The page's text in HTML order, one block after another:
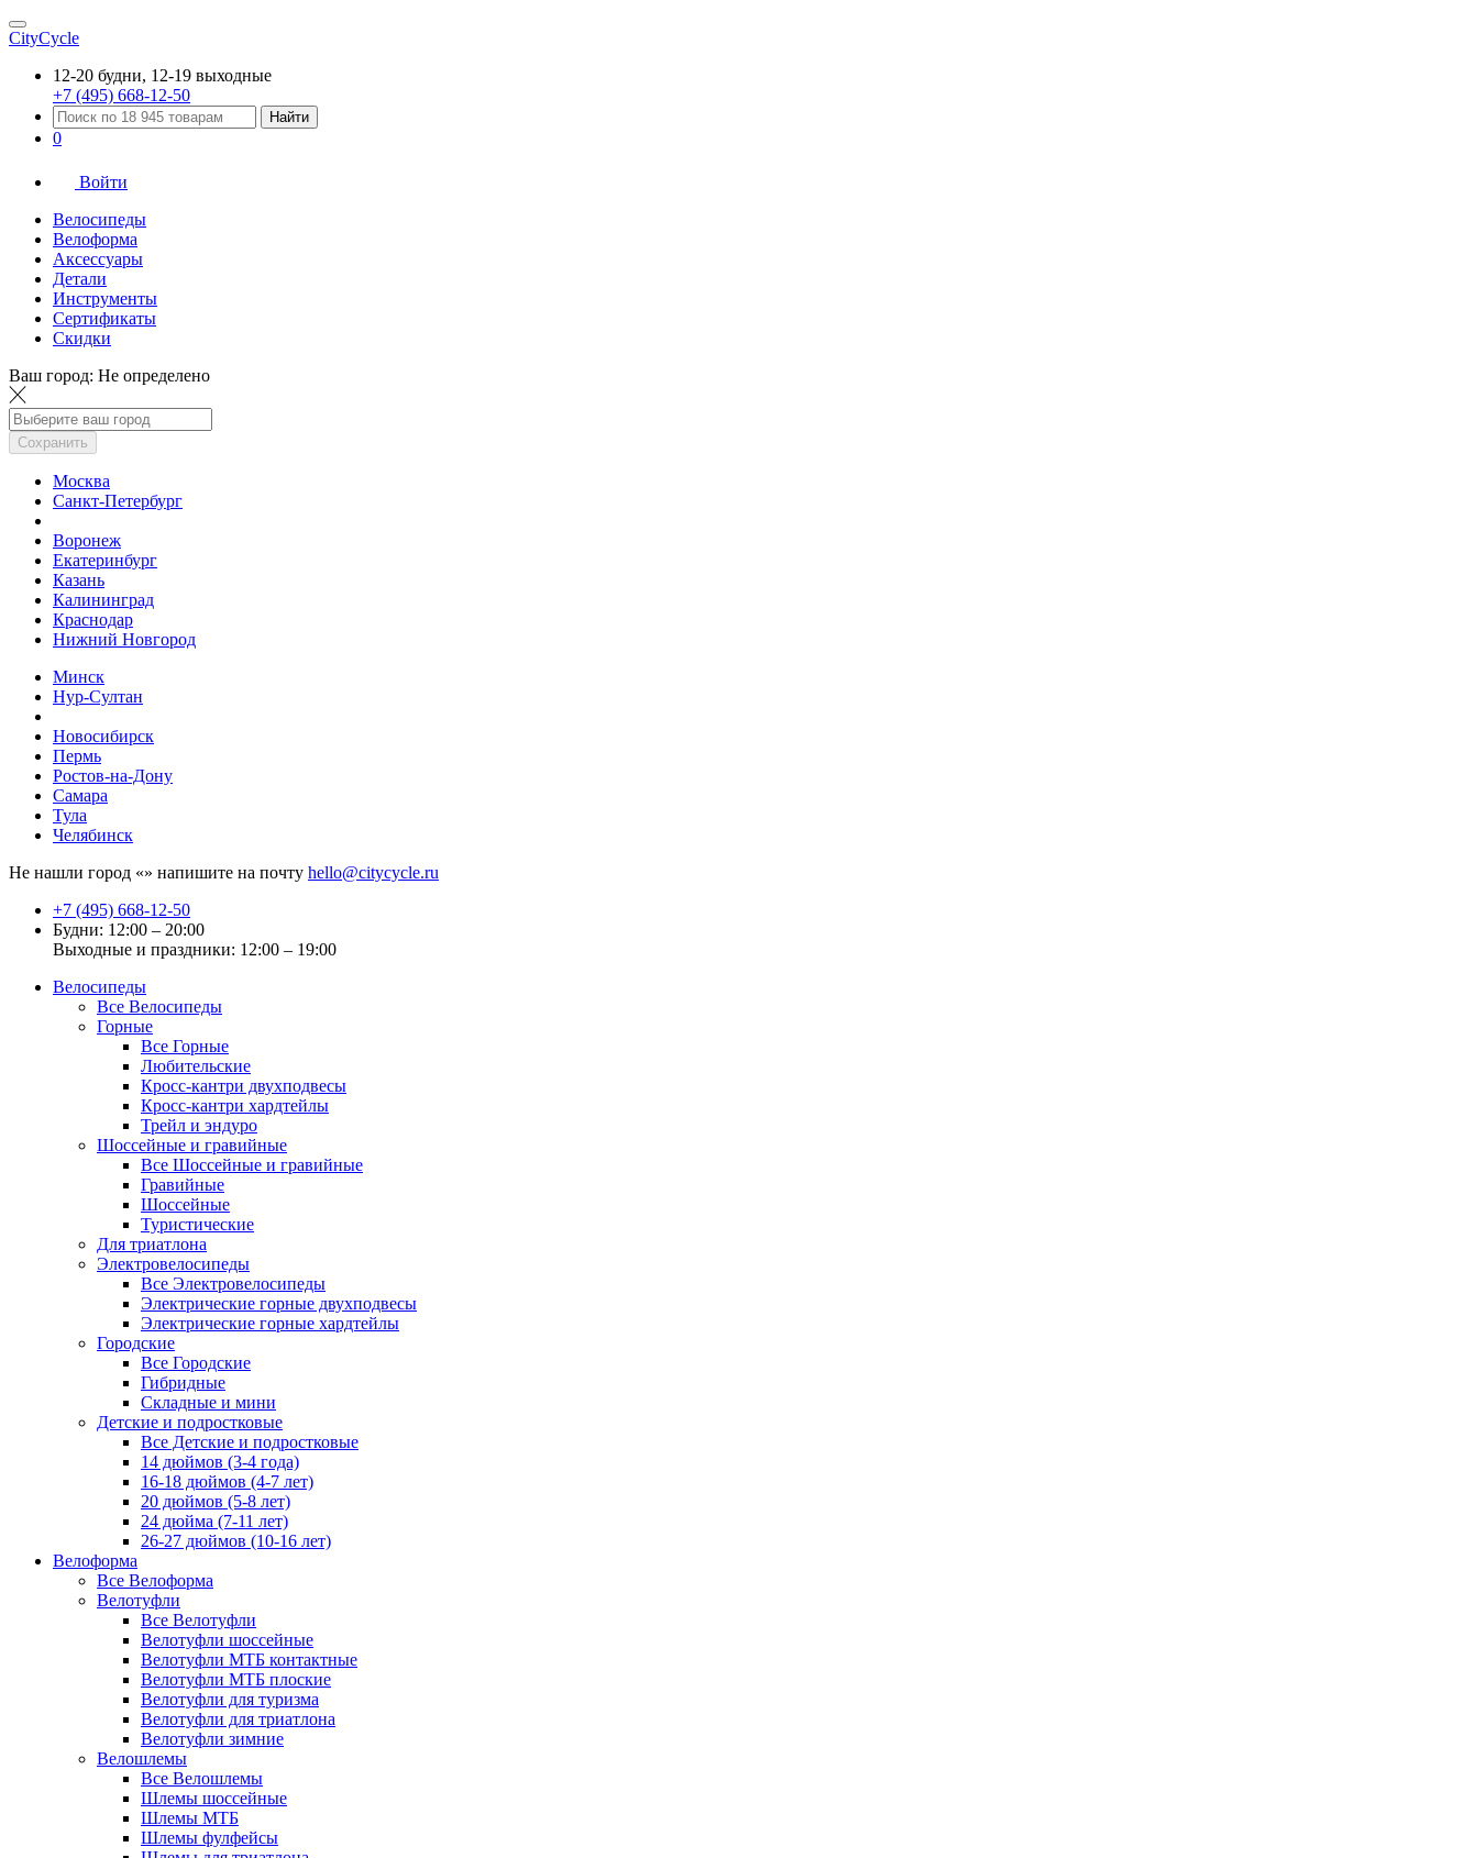
CityCycle
12-20 будни, 12-19 выходные
+7 (495) 668-12-50
Найти
0
Войти
Велосипеды
Велоформа
Аксессуары
Детали
Инструменты
Сертификаты
Скидки
Ваш город: Не определено
Сохранить
Москва
Санкт-Петербург
Воронеж
Екатеринбург
Казань
Калининград
Краснодар
Нижний Новгород
Минск
Нур-Султан
Новосибирск
Пермь
Ростов-на-Дону
Самара
Тула
Челябинск
Не нашли город «» напишите на почту hello@citycycle.ru
+7 (495) 668-12-50
Будни: 12:00 – 20:00
Выходные и праздники: 12:00 – 19:00
Велосипеды
Все Велосипеды
Горные
Все Горные
Любительские
Кросс-кантри двухподвесы
Кросс-кантри хардтейлы
Трейл и эндуро
Шоссейные и гравийные
Все Шоссейные и гравийные
Гравийные
Шоссейные
Туристические
Для триатлона
Электровелосипеды
Все Электровелосипеды
Электрические горные двухподвесы
Электрические горные хардтейлы
Городские
Все Городские
Гибридные
Складные и мини
Детские и подростковые
Все Детские и подростковые
14 дюймов (3-4 года)
16-18 дюймов (4-7 лет)
20 дюймов (5-8 лет)
24 дюйма (7-11 лет)
26-27 дюймов (10-16 лет)
Велоформа
Все Велоформа
Велотуфли
Все Велотуфли
Велотуфли шоссейные
Велотуфли МТБ контактные
Велотуфли МТБ плоские
Велотуфли для туризма
Велотуфли для триатлона
Велотуфли зимние
Велошлемы
Все Велошлемы
Шлемы шоссейные
Шлемы МТБ
Шлемы фулфейсы